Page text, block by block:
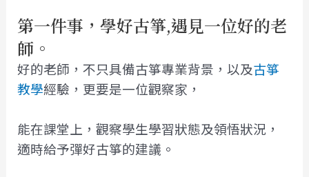
第一件事，學好古箏,遇見一位好的老
師。
好的老師，不只具備古箏專業背景，以及古箏
教學經驗，更要是一位觀察家，
能在課堂上，觀察學生學習狀態及領悟狀況，
適時給予彈好古箏的建議。